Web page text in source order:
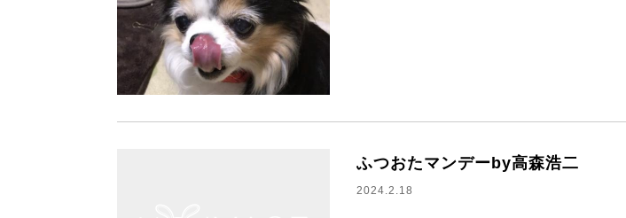
ふつおたマンデーby高森浩二
2024.2.18